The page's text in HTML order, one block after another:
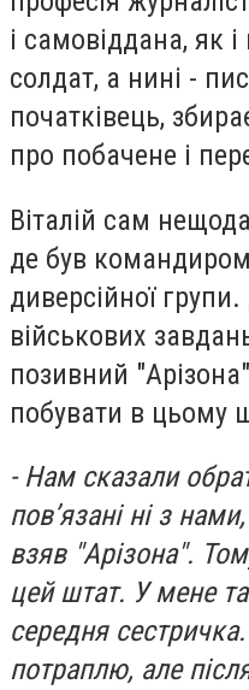
і самовіддана, як
солдат, а нині -
початківець,
про побачене і
Віталій сам
де був
диверсійної
військових
позивний
побувати в цьому
- Нам сказали
пов’язані ні з
взяв "Арізона".
цей штат. У мене
середня
потраплю, але